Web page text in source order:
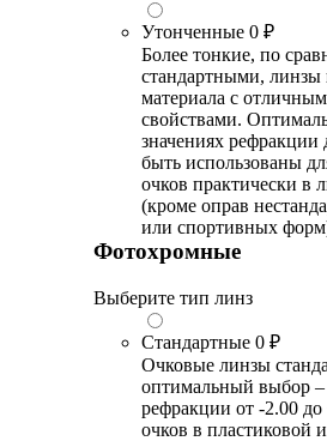
Утонченные 0 ₽
Более тонкие, по
стандартными, линзы
материала с
свойствами.
значениях
быть использованы
очков практически в
(кроме оправ
или спортивных
Фотохромные
Выберите тип линз
Стандартные 0 ₽
Очковые линзы
оптимальный выбор –
рефракции от -2.00
очков в пластиковой